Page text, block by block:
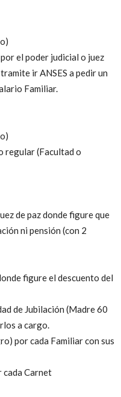
el poder judicial o juez
ir ANSES a pedir un
Familiar.
regular (Facultad o
de paz donde figure que
ni pensión (con 2
figure el descuento del
de Jubilación (Madre 60
a cargo.
por cada Familiar con sus
Carnet